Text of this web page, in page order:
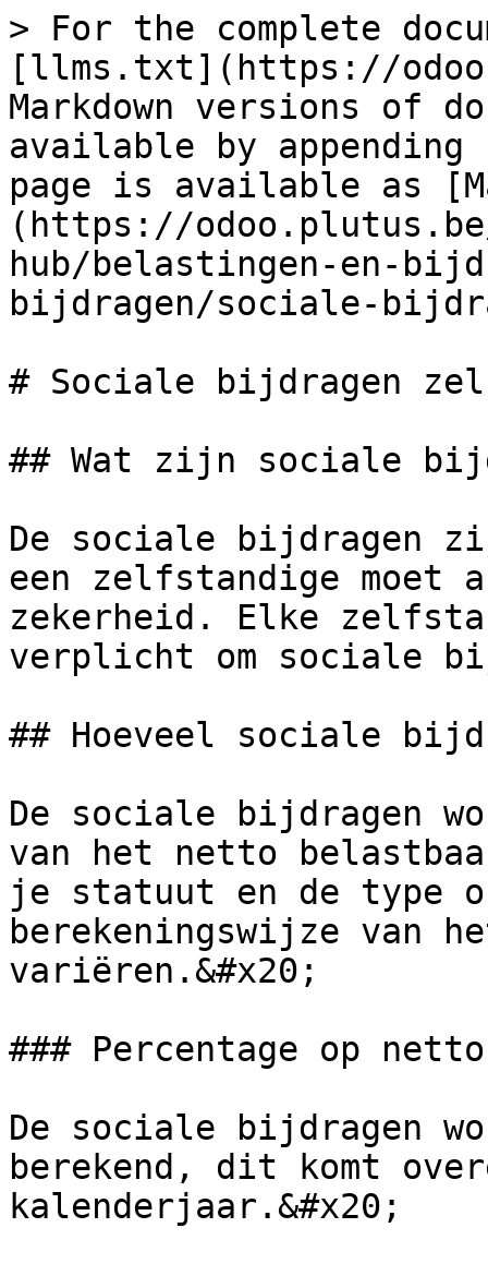
> For the complete
[llms.txt](https://
Markdown versions of
available by
page is available as
(https://
hub/belastingen-en-
bijdragen/sociale-
# Sociale bijdragen
## Wat zijn sociale
De sociale bijdragen
een zelfstandige moet
zekerheid. Elke
verplicht om sociale
## Hoeveel sociale
De sociale bijdragen
van het netto
je statuut en de type
berekeningswijze van
variëren.&#x20;
### Percentage op
De sociale bijdragen
berekend, dit komt
kalenderjaar.&#x20;